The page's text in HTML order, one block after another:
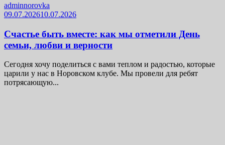
adminnorovka
09.07.202610.07.2026
Счастье быть вместе: как мы отметили День
семьи, любви и верности
Сегодня хочу поделиться с вами теплом и радостью, которые
царили у нас в Норовском клубе. Мы провели для ребят
потрясающую...